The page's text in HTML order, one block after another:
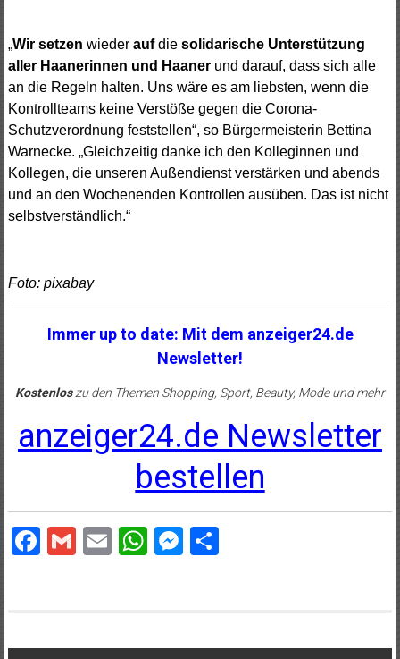
„Wir setzen wiederaufdie solidarische Unterstützung
aller Haanerinnen und Haanerund darauf, dass sich alle
an die Regeln halten. Uns wäre es am liebsten, wenn die
Kontrollteams keine Verstöße gegen die Corona-
Schutzverordnung feststellen“, so Bürgermeisterin Bettina
Warnecke. „Gleichzeitig danke ich den Kolleginnen und
Kollegen, die unseren Außendienst verstärken und abends
und an den Wochenenden Kontrollen ausüben. Das ist nicht
selbstverständlich.“
Foto: pixabay
Immer up to date: Mit dem anzeiger24.de
Newsletter!
Kostenloszu den Themen Shopping, Sport, Beauty, Mode und mehr
anzeiger24.de Newsletter
bestellen
Facebook
Gmail
EmailWhatsApp
Messenger
Teilen